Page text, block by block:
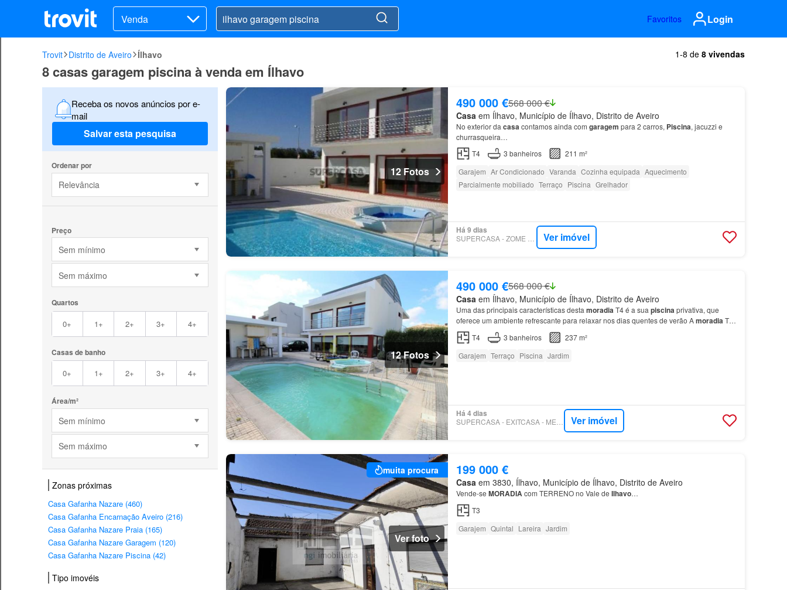
Venda Favoritos Login
Trovit Distrito de Aveiro Ílhavo 1-8 de 8 vivendas
8 casas garagem piscina à venda em Ílhavo
Receba os novos anúncios por e-
mail
Salvar esta pesquisa
Ordenar por
Relevância
Preço
Sem mínimo
Sem máximo
Quartos
0+ 1+ 2+ 3+ 4+
Casas de banho
0+ 1+ 2+ 3+ 4+
Área/m²
Sem mínimo
Sem máximo
Zonas próximas
Casa Gafanha Nazare (460)
Casa Gafanha Encarnação Aveiro (216)
Casa Gafanha Nazare Praia (165)
Casa Gafanha Nazare Garagem (120)
Casa Gafanha Nazare Piscina (42)
Tipo imovéis
12 Fotos
490 000 €568 000 €
Casaem Ílhavo, Município de Ílhavo, Distrito de Aveiro
No exterior da casacontamos ainda com garagem para 2 carros, Piscina, jacuzzi e
churrasqueira…
T4
3 banheiros
211 m²
Garajem Ar Condicionado Varanda Cozinha equipada Aquecimento
Parcialmente mobiliado Terraço Piscina Grelhador
Há 9 dias
SUPERCASA - ZOME ESTARREJA Ver imóvel
12 Fotos
490 000 €568 000 €
Casa em Ílhavo, Município de Ílhavo, Distrito de Aveiro
Uma das principais características desta moradiaT4 é a sua piscinaprivativa, que
oferece um ambiente refrescante para relaxar nos dias quentes de verão AmoradiaT4
também possui uma
garagemespaçosa, proporcionando amplo e…
T4 3 banheiros
237 m²
Garajem Terraço Piscina Jardim
Há 4 dias
SUPERCASA - EXITCASA - MEDIAÇÃO IMOBILIÁRIA UNIPESSOAL, LDA Ver imóvel
muita procura
Ver foto
199 000 €
Casa em 3830, Ílhavo, Município de Ílhavo, Distrito de Aveiro
Vende-se MORADIAcom TERRENO no Vale de Ilhavo…
T3
Garajem Quintal Lareira Jardim